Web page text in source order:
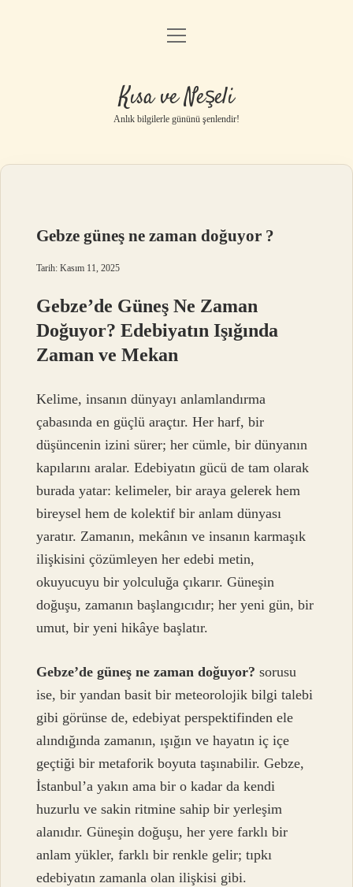
Anasayfa
Yasal Uyarı
menüyü
Kısa ve Neşeli
Anlık bilgilerle gününü şenlendir!
Gebze güneş ne zaman doğuyor ?
Tarih: Kasım 11, 2025
Gebze’de Güneş Ne Zaman
Doğuyor? Edebiyatın Işığında
Zaman ve Mekan
Kelime, insanın dünyayı anlamlandırma
çabasında en güçlü araçtır. Her harf, bir
düşüncenin izini sürer; her cümle, bir dünyanın
kapılarını aralar. Edebiyatın gücü de tam olarak
burada yatar: kelimeler, bir araya gelerek hem
bireysel hem de kolektif bir anlam dünyası
yaratır. Zamanın, mekânın ve insanın karmaşık
ilişkisini çözümleyen her edebi metin,
okuyucuyu bir yolculuğa çıkarır. Güneşin
doğuşu, zamanın başlangıcıdır; her yeni gün, bir
umut, bir yeni hikâye başlatır.
Gebze’de güneş ne zaman doğuyor? sorusu
ise, bir yandan basit bir meteorolojik bilgi talebi
gibi görünse de, edebiyat perspektifinden ele
alındığında zamanın, ışığın ve hayatın iç içe
geçtiği bir metaforik boyuta taşınabilir. Gebze,
İstanbul’a yakın ama bir o kadar da kendi
huzurlu ve sakin ritmine sahip bir yerleşim
alanıdır. Güneşin doğuşu, her yere farklı bir
anlam yükler, farklı bir renkle gelir; tıpkı
edebiyatın zamanla olan ilişkisi gibi.